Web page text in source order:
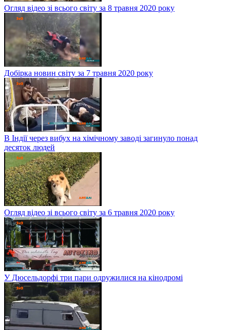
Огляд відео зі всього світу за 8 травня 2020 року
Добірка новин світу за 7 травня 2020 року
В Індії через вибух на хімічному заводі загинуло понад
десяток людей
Огляд відео зі всього світу за 6 травня 2020 року
У Дюсельдорфі три пари одружилися на кінодромі